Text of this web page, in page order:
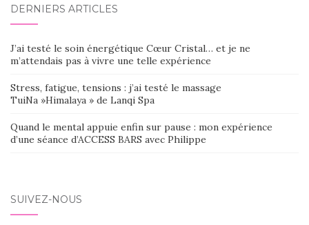
DERNIERS ARTICLES
J’ai testé le soin énergétique Cœur Cristal… et je ne
m’attendais pas à vivre une telle expérience
Stress, fatigue, tensions : j’ai testé le massage
TuiNa »Himalaya » de Lanqi Spa
Quand le mental appuie enfin sur pause : mon expérience
d’une séance d’ACCESS BARS avec Philippe
SUIVEZ-NOUS